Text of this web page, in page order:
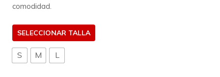
comodidad.
TALLA
S M L